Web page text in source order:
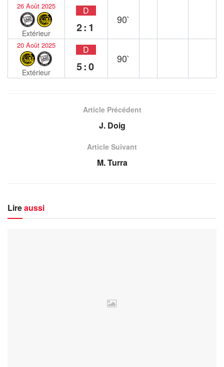
26 Août 2025
Extérieur
D
2:1
90`
20 Août 2025
Extérieur
D
5:0
90`
Article Précédent
J. Doig
Article Suivant
M. Turra
Lireaussi